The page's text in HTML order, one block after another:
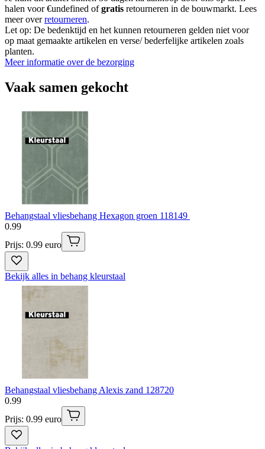
halen voor €undefined ofgratis retourneren in de bouwmarkt. Lees
meer overretourneren.
Let op: De bedenktijd en het kunnen retourneren gelden niet voor
op maat gemaakte artikelen en verse/ bederfelijke artikelen zoals
planten.
Meer informatie over de bezorging
Vaak samen gekocht
Behangstaal vliesbehang Hexagon groen 118149
0.99
Prijs: 0.99 euro
Bekijk alles in behang kleurstaal
Behangstaal vliesbehang Alexis zand 128720
0.99
Prijs: 0.99 euro